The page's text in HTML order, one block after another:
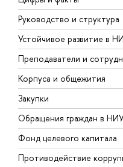
Руководство и структура
Устойчивое развитие в
Преподаватели и
Корпуса и общежития
Закупки
Обращения граждан в
Фонд целевого капитала
Противодействие